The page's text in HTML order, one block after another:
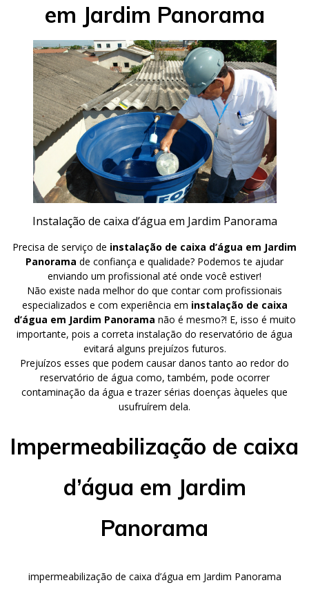
em Jardim Panorama
Instalação de caixa d’água em Jardim Panorama
Precisa de serviço de instalação de caixa d’água em Jardim
Panorama de confiança e qualidade? Podemos te ajudar
enviando um profissional até onde você estiver!
Não existe nada melhor do que contar com profissionais
especializados e com experiência em instalação de caixa
d’água em Jardim Panorama não é mesmo?! E, isso é muito
importante, pois a correta instalação do reservatório de água
evitará alguns prejuízos futuros.
Prejuízos esses que podem causar danos tanto ao redor do
reservatório de água como, também, pode ocorrer
contaminação da água e trazer sérias doenças àqueles que
usufruírem dela.
Impermeabilização de caixa
d’água em Jardim
Panorama
impermeabilização de caixa d’água em Jardim Panorama